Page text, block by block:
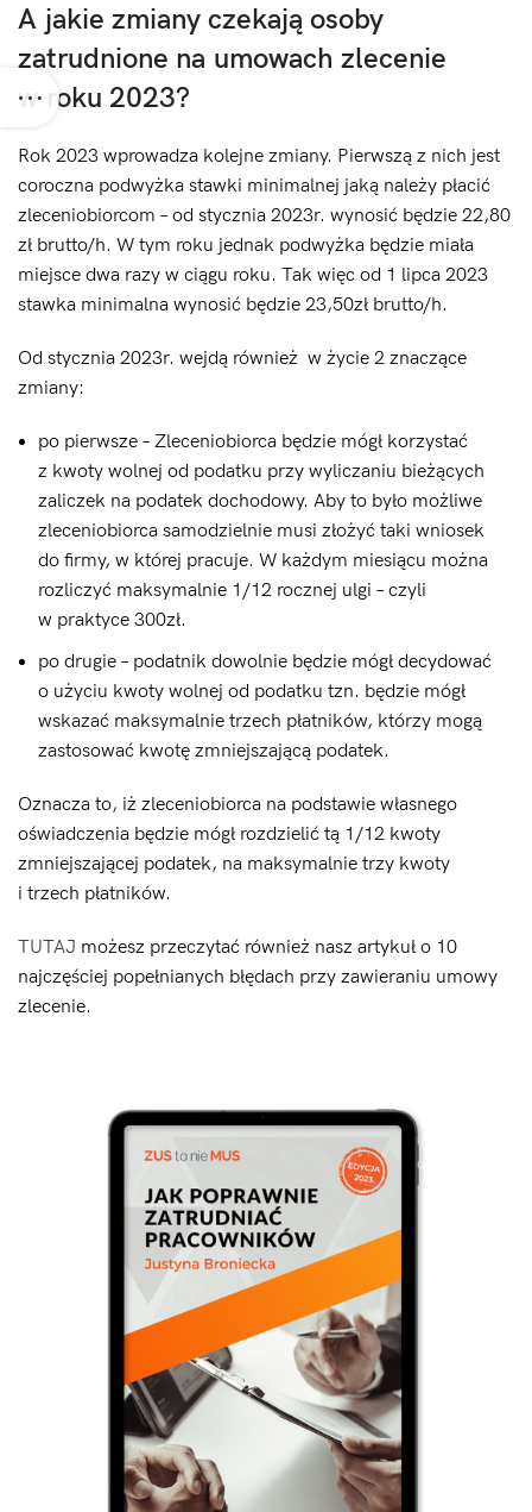
A jakie zmiany czekają osoby
zatrudnione na umowach zlecenie
w roku 2023?
Rok 2023 wprowadza kolejne zmiany. Pierwszą z nich jest
coroczna podwyżka stawki minimalnej jaką należy płacić
zleceniobiorcom – od stycznia 2023r. wynosić będzie 22,80
zł brutto/h. W tym roku jednak podwyżka będzie miała
miejsce dwa razy w ciągu roku. Tak więc od 1 lipca 2023
stawka minimalna wynosić będzie 23,50zł brutto/h.
Od stycznia 2023r. wejdą również w życie 2 znaczące
zmiany:
po pierwsze – Zleceniobiorca będzie mógł korzystać
z kwoty wolnej od podatku przy wyliczaniu bieżących
zaliczek na podatek dochodowy. Aby to było możliwe
zleceniobiorca samodzielnie musi złożyć taki wniosek
do firmy, w której pracuje. W każdym miesiącu można
rozliczyć maksymalnie 1/12 rocznej ulgi – czyli
w praktyce 300zł.
po drugie – podatnik dowolnie będzie mógł decydować
o użyciu kwoty wolnej od podatku tzn. będzie mógł
wskazać maksymalnie trzech płatników, którzy mogą
zastosować kwotę zmniejszającą podatek.
Oznacza to, iż zleceniobiorca na podstawie własnego
oświadczenia będzie mógł rozdzielić tą 1/12 kwoty
zmniejszającej podatek, na maksymalnie trzy kwoty
i trzech płatników.
TUTAJ możesz przeczytać również nasz artykuł o 10
najczęściej popełnianych błędach przy zawieraniu umowy
zlecenie.